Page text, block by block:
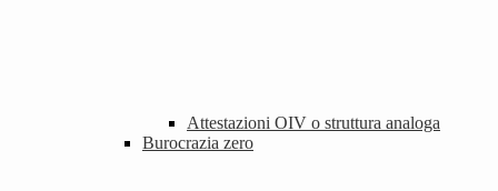
Attestazioni OIV o struttura analoga
Burocrazia zero